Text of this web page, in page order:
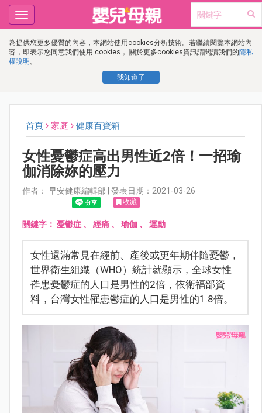
為提供您更多優質的內容，本網站使用cookies分析技術。若繼續閱覽本網站內
容，即表示您同意我們使用 cookies， 關於更多cookies資訊請閱讀我們的隱私
權說明 。
我知道了
Toggle
navigation
首頁 家庭 健康百寶箱
女性憂鬱症高出男性近2倍！一招瑜
伽消除妳的壓力
作者： 早安健康編輯部 | 發表日期：2021-03-26
收藏
關鍵字： 憂鬱症、 經痛、 瑜伽、 運動
女性還滿常見在經前、產後或更年期伴隨憂鬱，
世界衛生組織（WHO）統計就顯示，全球女性
罹患憂鬱症的人口是男性的2倍，依衛福部資
料，台灣女性罹患鬱症的人口是男性的1.8倍。